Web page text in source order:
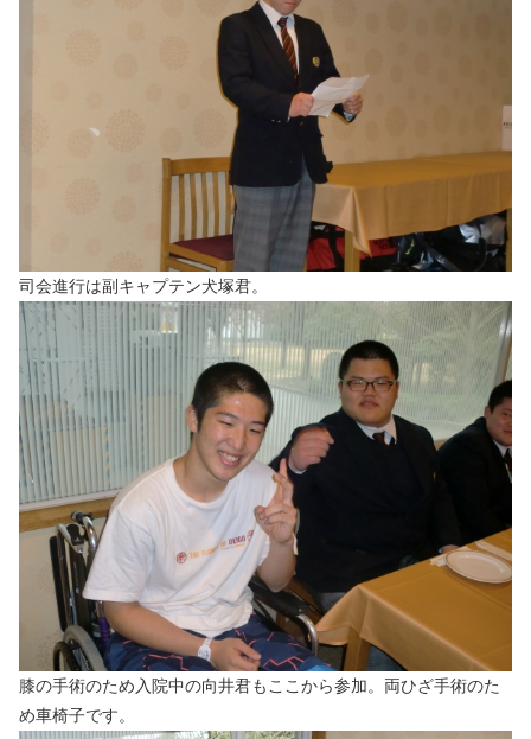
司会進行は副キャプテン犬塚君。
膝の手術のため入院中の向井君もここから参加。両ひざ手術のた
め車椅子です。